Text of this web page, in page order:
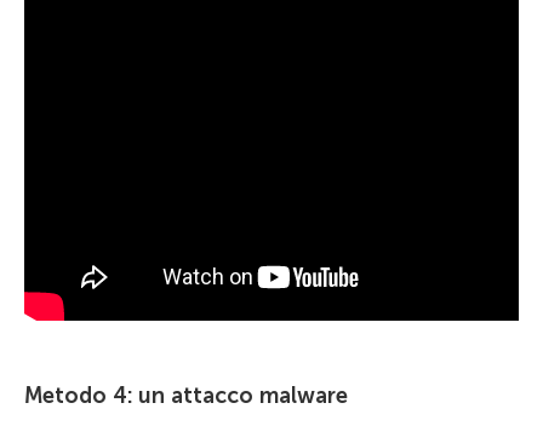
Metodo 4: un attacco malware